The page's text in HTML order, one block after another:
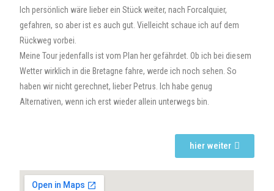
Ich persönlich wäre lieber ein Stück weiter, nach Forcalquier,
gefahren, so aber ist es auch gut. Vielleicht schaue ich auf dem
Rückweg vorbei.
Meine Tour jedenfalls ist vom Plan her gefährdet. Ob ich bei diesem
Wetter wirklich in die Bretagne fahre, werde ich noch sehen. So
haben wir nicht gerechnet, lieber Petrus. Ich habe genug
Alternativen, wenn ich erst wieder allein unterwegs bin.
hier weiter